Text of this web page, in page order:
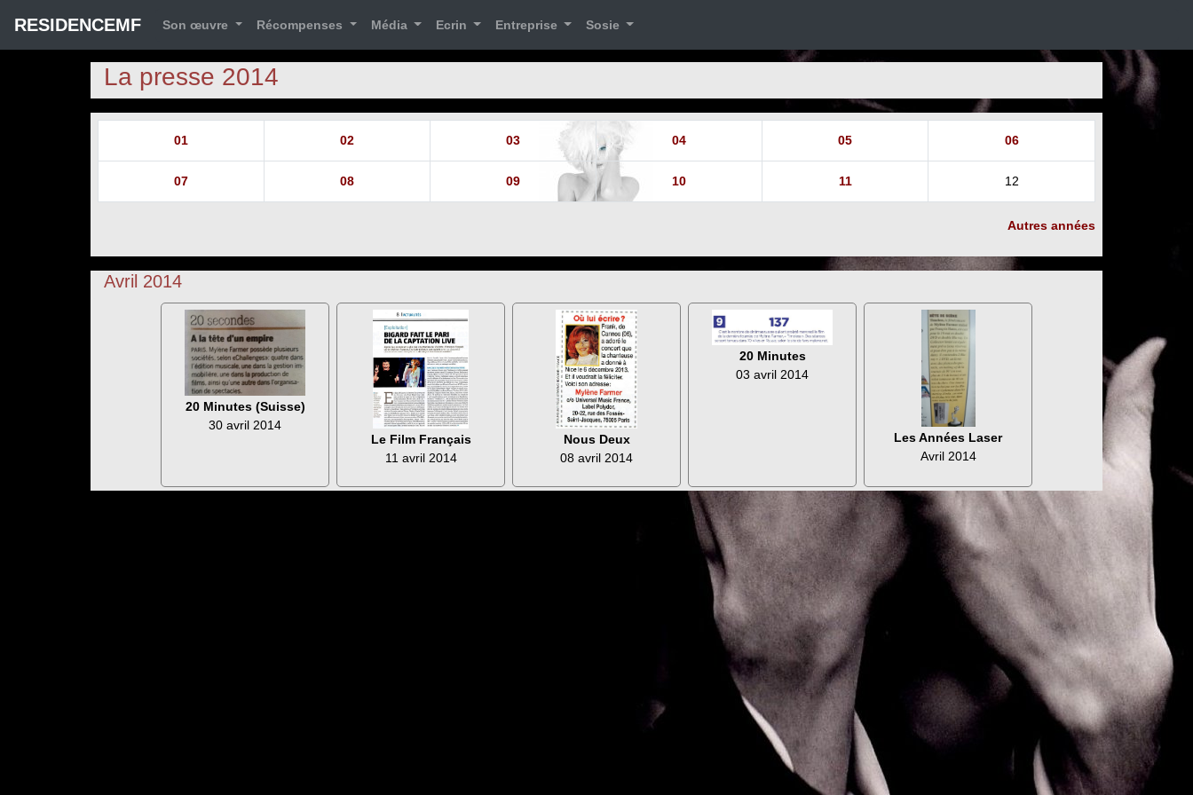
RESIDENCEMF Son œuvre Récompenses Média Ecrin Entreprise Sosie
La presse 2014
01 02 03 04 05 06
07 08 09 10 11 12
Autres années
Avril 2014
20 Minutes (Suisse)
30 avril 2014
Le Film Français
11 avril 2014
Nous Deux
08 avril 2014
20 Minutes
03 avril 2014
Les Années Laser
Avril 2014